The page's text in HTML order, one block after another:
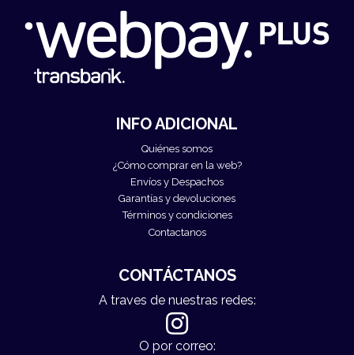
INFO ADICIONAL
Quiénes somos
¿Cómo comprar en la web?
Envíos y Despachos
Garantías y devoluciones
Términos y condiciones
Contactanos
CONTÁCTANOS
A traves de nuestras redes:
O por correo: